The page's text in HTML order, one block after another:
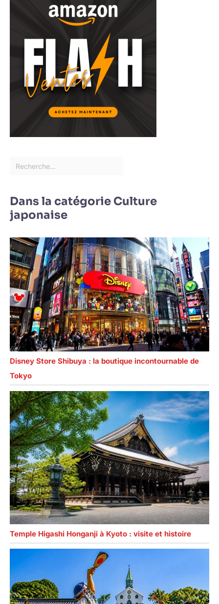
Dans la catégorie Culture
japonaise
Disney Store Shibuya : la boutique incontournable de
Tokyo
Temple Higashi Honganji à Kyoto : visite et histoire